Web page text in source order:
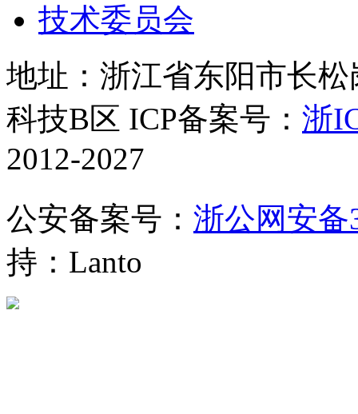
技术委员会
地址：浙江省东阳市长
科技B区 ICP备案号： 浙
2012-2027
公安备案号： 浙公网安备
持：Lanto